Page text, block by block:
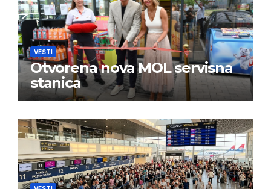
VESTI
Otvorena nova MOL servisna
stanica